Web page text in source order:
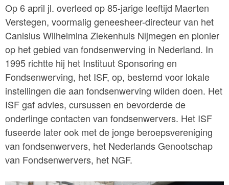
Op 6 april jl. overleed op 85-jarige leeftijd Maerten
Verstegen, voormalig geneesheer-directeur van het
Canisius Wilhelmina Ziekenhuis Nijmegen en pionier
op het gebied van fondsenwerving in Nederland. In
1995 richtte hij het Instituut Sponsoring en
Fondsenwerving, het ISF, op, bestemd voor lokale
instellingen die aan fondsenwerving wilden doen. Het
ISF gaf advies, cursussen en bevorderde de
onderlinge contacten van fondsenwervers. Het ISF
fuseerde later ook met de jonge beroepsvereniging
van fondsenwervers, het Nederlands Genootschap
van Fondsenwervers, het NGF.